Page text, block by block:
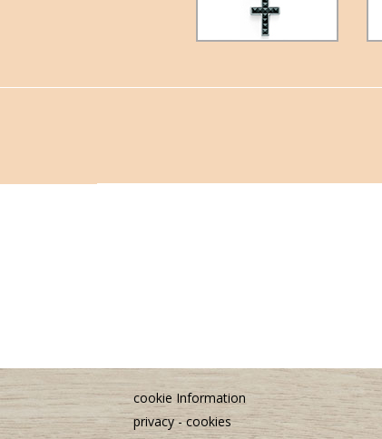
cookie Information
privacy - cookies